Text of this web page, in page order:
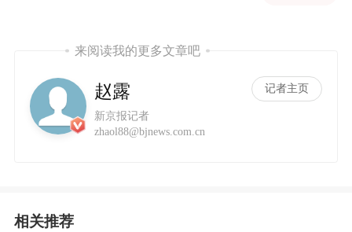
来阅读我的更多文章吧
赵露
新京报记者
记者主页
zhaol88@bjnews.com.cn
相关推荐